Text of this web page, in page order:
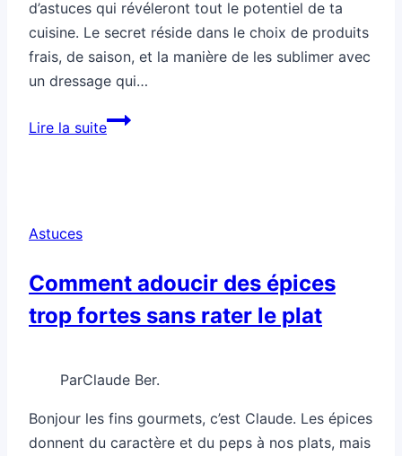
d’astuces qui révéleront tout le potentiel de ta
cuisine. Le secret réside dans le choix de produits
frais, de saison, et la manière de les sublimer avec
un dressage qui…
Lire la suiteComment
de
chef
Astuces
Comment adoucir des épices
trop fortes sans rater le plat
ParClaude Ber.
Bonjour les fins gourmets, c’est Claude. Les épices
donnent du caractère et du peps à nos plats, mais